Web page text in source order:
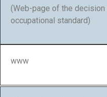
(Web-page of the
occupational standard)
www